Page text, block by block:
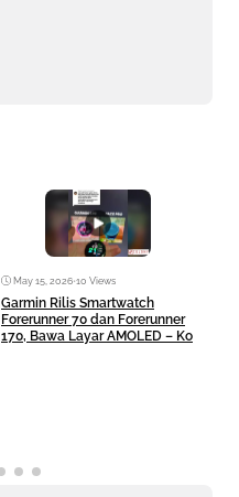
May 15, 2026•10 Views
Garmin Rilis Smartwatch
Forerunner 70 dan Forerunner
170, Bawa Layar AMOLED – Ko